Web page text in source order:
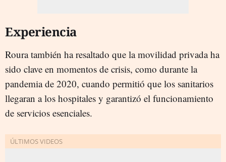
Experiencia
Roura también ha resaltado que la movilidad privada ha
sido clave en momentos de crisis, como durante la
pandemia de 2020, cuando permitió que los sanitarios
llegaran a los hospitales y garantizó el funcionamiento
de servicios esenciales.